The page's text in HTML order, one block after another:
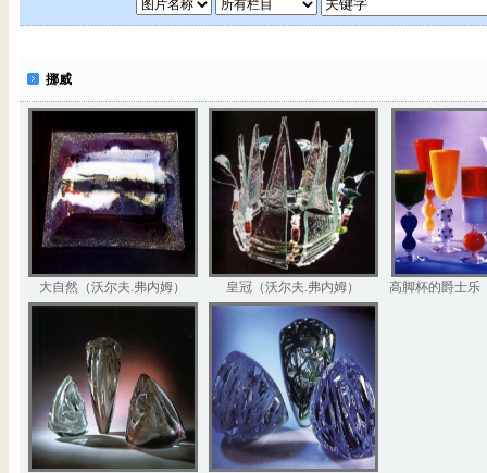
挪威
大自然（沃尔夫.弗内姆） 皇冠（沃尔夫.弗内姆） 高脚杯的爵士